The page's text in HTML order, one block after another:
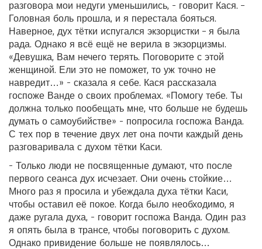
разговора мои недуги уменьшились, - говорит Кася. –
Головная боль прошла, и я перестала бояться.
Наверное, дух тётки испугался экзорцистки – я была
рада. Однако я всё ещё не верила в экзорцизмы.
«Девушка, Вам нечего терять. Поговорите с этой
женщиной. Ели это не поможет, то уж точно не
навредит…» - сказала я себе. Кася рассказала
госпоже Ванде о своих проблемах. «Помогу тебе. Ты
должна только пообещать мне, что больше не будешь
думать о самоубийстве» - попросила госпожа Ванда.
С тех пор в течение двух лет она почти каждый день
разговаривала с духом тётки Каси.
- Только люди не посвященные думают, что после
первого сеанса дух исчезает. Они очень стойкие…
Много раз я просила и убеждала духа тётки Каси,
чтобы оставил её покое. Когда было необходимо, я
даже ругала духа, - говорит госпожа Ванда. Один раз
я опять была в трансе, чтобы поговорить с духом.
Однако привидение больше не появлялось…